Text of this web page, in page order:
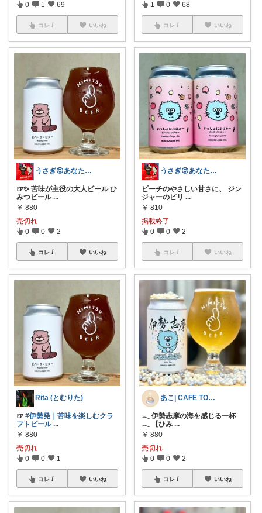
0 1 69
コレ いいね
うさぎ😝あなたの生活を豊かにする✨
🍺✨ 苦味が主役の大人ビール ひ
みつビール ...
￥ 880
売切れ
0 0 2
コレ いいね
Rita (とむりた)
🍺 #伊勢発｜苦味を楽しむクラ
フトビール ...
￥ 880
売切れ
0 0 1
コレ いいね
1 0 68
コレ いいね
うさぎ😝あなたの生活を豊かにする✨
ピーチのやさしい甘さに、 ジン
ジャーのピリ ...
￥ 810
掲載終了
0 0 2
コレ いいね
あこ| CAFÉ TONE LIFE
𓂃 伊勢志摩の海を感じる一杯
𓂃 【ひみ ...
￥ 880
売切れ
0 0 2
コレ いいね